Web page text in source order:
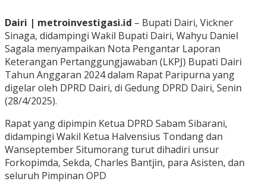
Dairi | metroinvestigasi.id – Bupati Dairi, Vickner
Sinaga, didampingi Wakil Bupati Dairi, Wahyu Daniel
Sagala menyampaikan Nota Pengantar Laporan
Keterangan Pertanggungjawaban (LKPJ) Bupati Dairi
Tahun Anggaran 2024 dalam Rapat Paripurna yang
digelar oleh DPRD Dairi, di Gedung DPRD Dairi, Senin
(28/4/2025).
Rapat yang dipimpin Ketua DPRD Sabam Sibarani,
didampingi Wakil Ketua Halvensius Tondang dan
Wanseptember Situmorang turut dihadiri unsur
Forkopimda, Sekda, Charles Bantjin, para Asisten, dan
seluruh Pimpinan OPD